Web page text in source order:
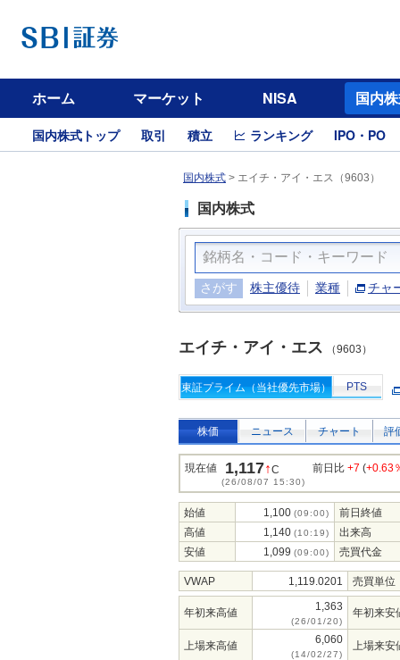
ホーム マーケット NISA 国内
国内株式トップ 取引 積立 ランキング IPO・PO
国内株式 > エイチ・アイ・エス（9603）
国内株式
さがす 株主優待 業種 チャ
エイチ・アイ・エス （9603）
東証プライム（当社優先市場） PTS
株価 ニュース チャート 評
現在値 1,117↑C
(26/08/07 15:30)
前日比 +7 (+0.63
始値 1,100 (09:00)
前日終値
高値
1,140 (10:19)
出来高
安値
1,099 (09:00) 売買代金
VWAP 1,119.0201 売買単位
年初来高値 1,363
(26/01/20)
年初来安
上場来高値 6,060
(14/02/27)
上場来安